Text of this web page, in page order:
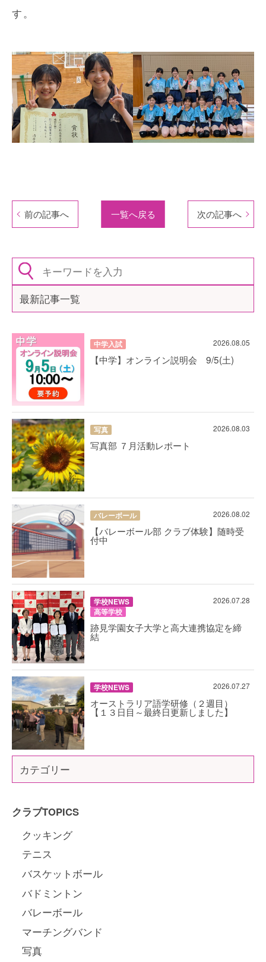
す。
前の記事へ 一覧へ戻る 次の記事へ
最新記事一覧
中学入試 2026.08.05
【中学】オンライン説明会 9/5(土)
写真 2026.08.03
写真部 ７月活動レポート
バレーボール 2026.08.02
【バレーボール部 クラブ体験】随時受
付中
学校NEWS
高等学校
2026.07.28
跡見学園女子大学と高大連携協定を締
結
学校NEWS 2026.07.27
オーストラリア語学研修（２週目）
【１３日目～最終日更新しました】
カテゴリー
クラブTOPICS
クッキング
テニス
バスケットボール
バドミントン
バレーボール
マーチングバンド
写真